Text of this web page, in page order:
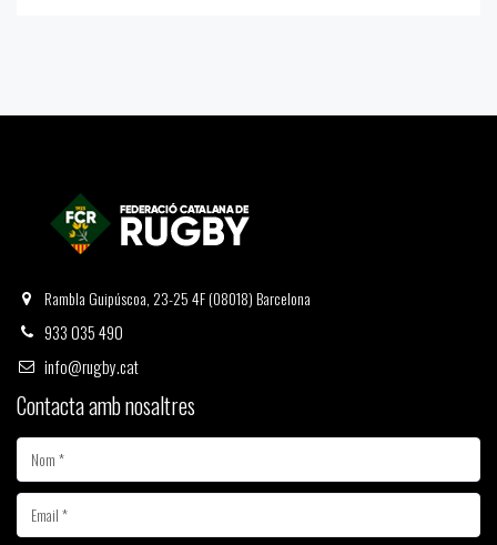
Rambla Guipúscoa, 23-25 4F (08018) Barcelona
933 035 490
info@rugby.cat
Contacta amb nosaltres